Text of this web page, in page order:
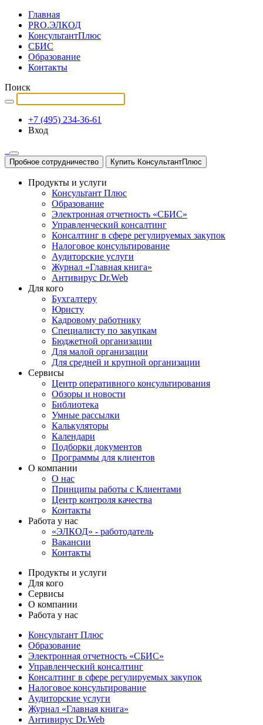
Главная
PRO.ЭЛКОД
КонсультантПлюс
СБИС
Образование
Контакты
Поиск
+7 (495) 234-36-61
Вход
Пробное сотрудничество Купить КонсультантПлюс
Продукты и услуги
Консультант Плюс
Образование
Электронная отчетность «СБИС»
Управленческий консалтинг
Консалтинг в сфере регулируемых закупок
Налоговое консультирование
Аудиторские услуги
Журнал «Главная книга»
Антивирус Dr.Web
Для кого
Бухгалтеру
Юристу
Кадровому работнику
Специалисту по закупкам
Бюджетной организации
Для малой организации
Для средней и крупной организации
Сервисы
Центр оперативного консультирования
Обзоры и новости
Библиотека
Умные рассылки
Калькуляторы
Календари
Подборки документов
Программы для клиентов
О компании
О нас
Принципы работы с Клиентами
Центр контроля качества
Контакты
Работа у нас
«ЭЛКОД» - работодатель
Вакансии
Контакты
Продукты и услуги
Для кого
Сервисы
О компании
Работа у нас
Консультант Плюс
Образование
Электронная отчетность «СБИС»
Управленческий консалтинг
Консалтинг в сфере регулируемых закупок
Налоговое консультирование
Аудиторские услуги
Журнал «Главная книга»
Антивирус Dr.Web